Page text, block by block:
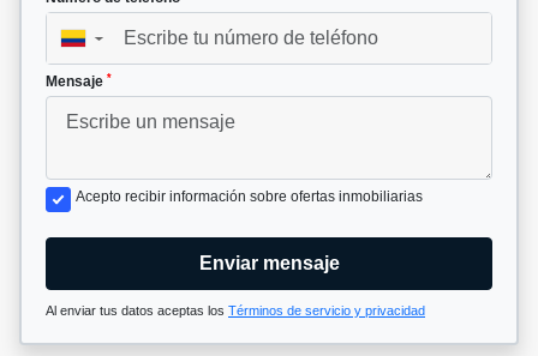
▼
Mensaje *
Acepto recibir información sobre ofertas inmobiliarias
Enviar mensaje
Al enviar tus datos aceptas los Términos de servicio y privacidad